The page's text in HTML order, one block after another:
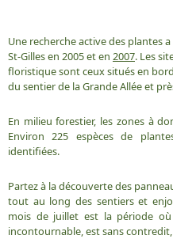
Une recherche active des plantes
St-Gilles en 2005 et en 2007. Les
floristique sont ceux situés en
du sentier de la Grande Allée et
En milieu forestier, les zones à
Environ 225 espèces de
identifiées.
Partez à la découverte des
tout au long des sentiers et
mois de juillet est la période
incontournable, est sans contredit,